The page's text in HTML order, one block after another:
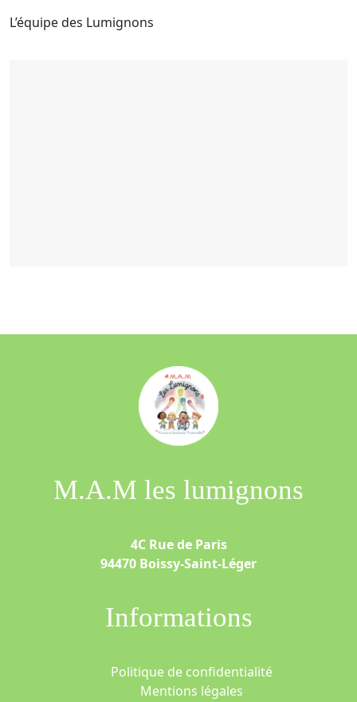
​L’équipe des Lumignons
M.A.M les lumignons
4C Rue de Paris
94470 Boissy-Saint-Léger
Informations
Politique de confidentialité
Mentions légales